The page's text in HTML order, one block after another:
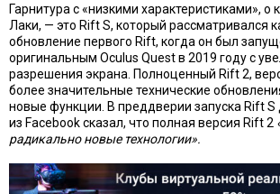
Гарнитура с «низкими характеристиками», о
Лаки, — это Rift S, который рассматривался
обновление первого Rift, когда он был
оригинальным Oculus Quest в 2019 году с
разрешения экрана. Полноценный Rift 2,
более значительные технические
новые функции. В преддверии запуска Rift
из Facebook сказал, что полная версия Rift 2
радикально новые технологии».